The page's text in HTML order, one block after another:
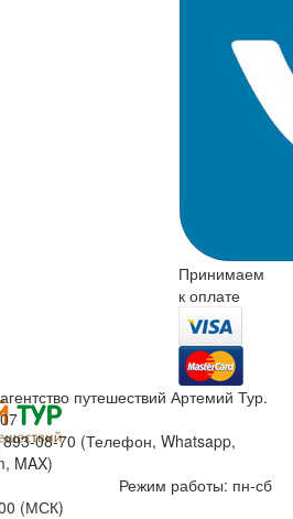
Принимаем
к оплате
путешествий Артемий Тур.
08-70 (Телефон, Whatsapp,
MAX)
Режим работы: пн-сб
(МСК)